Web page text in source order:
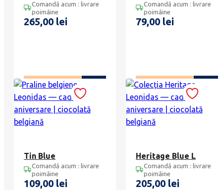
Comandă acum : livrare
poimâine
265,00 lei
ADAUGĂ ÎN COȘ
Comandă acum : livrare
poimâine
79,00 lei
ADAUGĂ ÎN COȘ
Tin Blue
Comandă acum : livrare
poimâine
109,00 lei
Heritage Blue L
Comandă acum : livrare
poimâine
205,00 lei